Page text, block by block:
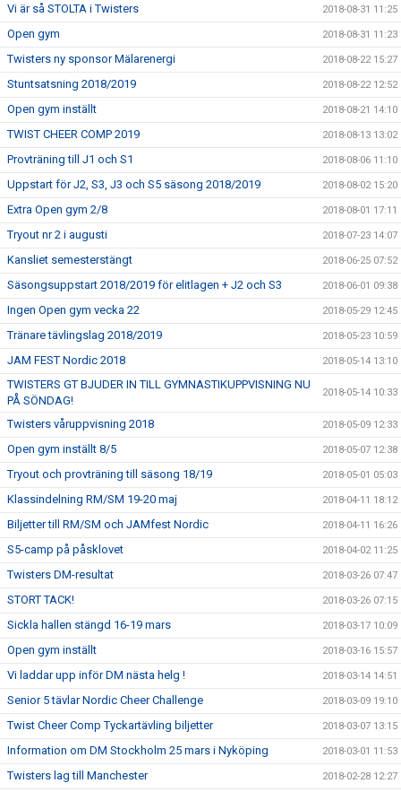
Vi är så STOLTA i Twisters 2018-08-31 11:25
Open gym 2018-08-31 11:23
Twisters ny sponsor Mälarenergi 2018-08-22 15:27
Stuntsatsning 2018/2019 2018-08-22 12:52
Open gym inställt 2018-08-21 14:10
TWIST CHEER COMP 2019 2018-08-13 13:02
Provträning till J1 och S1 2018-08-06 11:10
Uppstart för J2, S3, J3 och S5 säsong 2018/2019 2018-08-02 15:20
Extra Open gym 2/8 2018-08-01 17:11
Tryout nr 2 i augusti 2018-07-23 14:07
Kansliet semesterstängt 2018-06-25 07:52
Säsongsuppstart 2018/2019 för elitlagen + J2 och S3 2018-06-01 09:38
Ingen Open gym vecka 22 2018-05-29 12:45
Tränare tävlingslag 2018/2019 2018-05-23 10:59
JAM FEST Nordic 2018 2018-05-14 13:10
TWISTERS GT BJUDER IN TILL GYMNASTIKUPPVISNING NU
PÅ SÖNDAG!
2018-05-14 10:33
Twisters våruppvisning 2018 2018-05-09 12:33
Open gym inställt 8/5 2018-05-07 12:38
Tryout och provträning till säsong 18/19 2018-05-01 05:03
Klassindelning RM/SM 19-20 maj 2018-04-11 18:12
Biljetter till RM/SM och JAMfest Nordic 2018-04-11 16:26
S5-camp på påsklovet 2018-04-02 11:25
Twisters DM-resultat 2018-03-26 07:47
STORT TACK! 2018-03-26 07:15
Sickla hallen stängd 16-19 mars 2018-03-17 10:09
Open gym inställt 2018-03-16 15:57
Vi laddar upp inför DM nästa helg ! 2018-03-14 14:51
Senior 5 tävlar Nordic Cheer Challenge 2018-03-09 19:10
Twist Cheer Comp Tyckartävling biljetter 2018-03-07 13:15
Information om DM Stockholm 25 mars i Nyköping 2018-03-01 11:53
Twisters lag till Manchester 2018-02-28 12:27